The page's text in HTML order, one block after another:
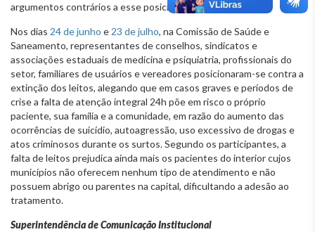
argumentos contrários a esse posicionamento.
Nos dias 24 de junho e 23 de julho, na Comissão de Saúde e
Saneamento, representantes de conselhos, sindicatos e
associações estaduais de medicina e psiquiatria, profissionais do
setor, familiares de usuários e vereadores posicionaram-se contra a
extinção dos leitos, alegando que em casos graves e períodos de
crise a falta de atenção integral 24h põe em risco o próprio
paciente, sua família e a comunidade, em razão do aumento das
ocorrências de suicídio, autoagressão, uso excessivo de drogas e
atos criminosos durante os surtos. Segundo os participantes, a
falta de leitos prejudica ainda mais os pacientes do interior cujos
municípios não oferecem nenhum tipo de atendimento e não
possuem abrigo ou parentes na capital, dificultando a adesão ao
tratamento.
Superintendência de Comunicação Institucional